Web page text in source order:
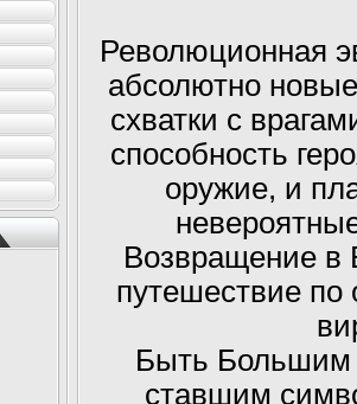
Революционная
абсолютно
схватки с
способность
оружие, и
Возвращение в
путешествие
Быть Большим
ставшим